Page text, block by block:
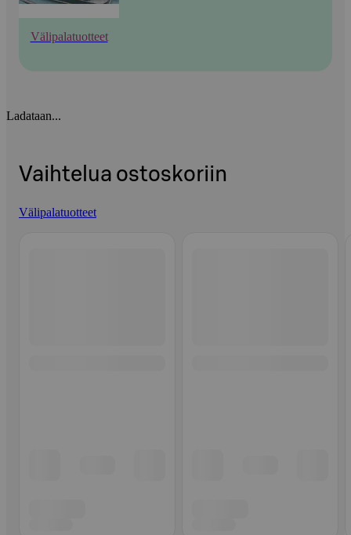
Välipalatuotteet
Ladataan...
Vaihtelua ostoskoriin
Välipalatuotteet